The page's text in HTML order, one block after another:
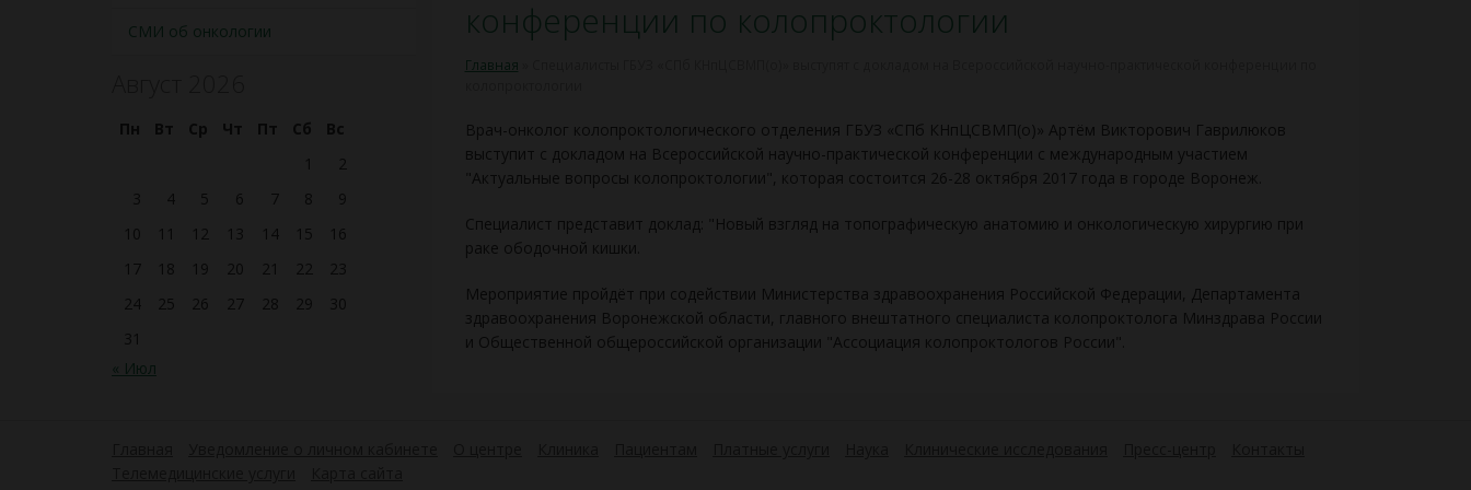
СМИ об онкологии
Пн Вт Ср Чт Пт Сб
Вс
1
2
3
4 5 6 7 8
9
10
11 12 13 14 15
16
17
18 19 20 21 22
23
24
25 26 27 28 29
30
31
« Июл
конференции по колопроктологии
Главная
Врач-онколог колопроктологического отделения ГБУЗ «СПб КНпЦСВМП(о)» Артём Викторович Гаврилюков
выступит с докладом на Всероссийской научно-практической конференции с международным участием
"Актуальные вопросы колопроктологии", которая состоится 26-28 октября 2017 года в городе Воронеж.
Специалист представит доклад: "Новый взгляд на топографическую анатомию и онкологическую хирургию при
раке ободочной кишки.
Мероприятие пройдёт при содействии Министерства здравоохранения Российской Федерации, Департамента
здравоохранения Воронежской области, главного внештатного специалиста колопроктолога Минздрава России
и Общественной общероссийской организации "Ассоциация колопроктологов России".